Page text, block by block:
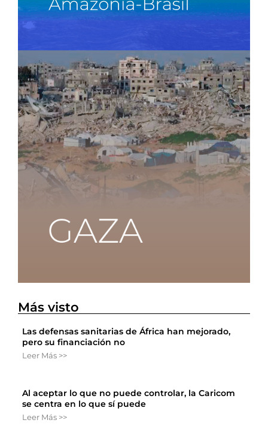
Más visto
Las defensas sanitarias de África han mejorado,
pero su financiación no
Leer Más >>
Al aceptar lo que no puede controlar, la Caricom
se centra en lo que sí puede
Leer Más >>